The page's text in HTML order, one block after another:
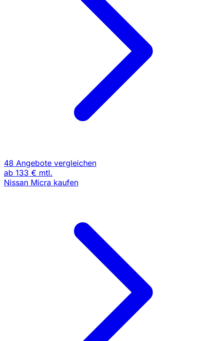
48 Angebote vergleichen
ab 133 € mtl.
Nissan Micra kaufen